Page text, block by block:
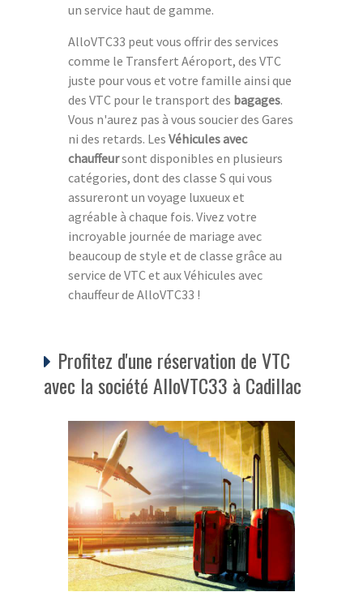
un service haut de gamme.
AlloVTC33 peut vous offrir des services
comme le Transfert Aéroport, des VTC
juste pour vous et votre famille ainsi que
des VTC pour le transport des bagages.
Vous n'aurez pas à vous soucier des Gares
ni des retards. Les Véhicules avec
chauffeursont disponibles en plusieurs
catégories, dont des classe S qui vous
assureront un voyage luxueux et
agréable à chaque fois. Vivez votre
incroyable journée de mariage avec
beaucoup de style et de classe grâce au
service de VTC et aux Véhicules avec
chauffeur de AlloVTC33 !
Profitez d'une réservation de VTC
avec la société AlloVTC33 à Cadillac